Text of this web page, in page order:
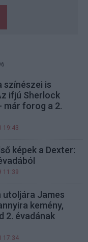
színészei is
ifjú Sherlock
forog a 2.
19:43
képek a Dexter:
11:39
utoljára James
kemény,
2. évadának
17:34